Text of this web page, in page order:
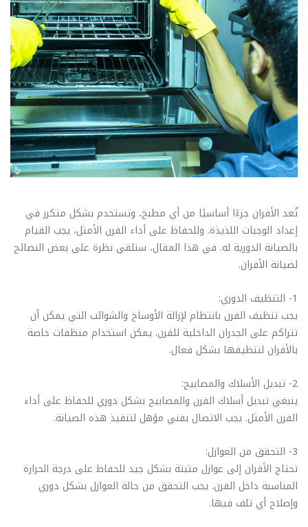
تُعد الأفران جزءًا أساسيًا من أي مطبخ، وتستخدم بشكل متكرر في
إعداد الوجبات اللذيذة. وللحفاظ على أداء الفرن الأمثل، يجب القيام
بالصيانة الدورية له. في هذا المقال، سنلقي نظرة على بعض النصائح
لصيانة الأفران.
1- التنظيف الدوري:
يجب تنظيف الفرن بانتظام لإزالة الأوساخ والشوائب التي يمكن أن
تتراكم على الجدران الداخلية للفرن. يمكن استخدام منظفات خاصة
بالأفران لتنظيفها بشكل فعال.
2- تبديل الأسلاك والمصابيح:
ينبغي تبديل أسلاك الفرن والمصابيح بشكل دوري للحفاظ على أداء
الفرن الأمثل. يجب الاتصال بفني مؤهل لتنفيذ هذه الصيانة.
3- التحقق من العوازل:
تحتاج الأفران إلى عوازل مثبتة بشكل جيد للحفاظ على درجة الحرارة
المناسبة داخل الفرن. يجب التحقق من حالة العوازل بشكل دوري
وإصلاح أي تلف فيها.